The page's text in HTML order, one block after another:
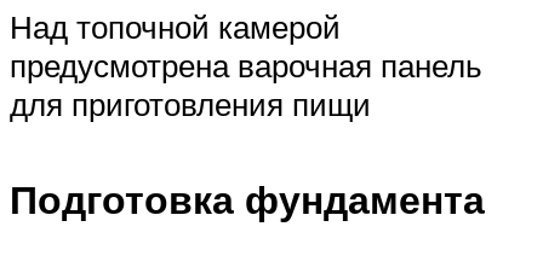
Над топочной камерой
предусмотрена варочная панель
для приготовления пищи
Подготовка фундамента